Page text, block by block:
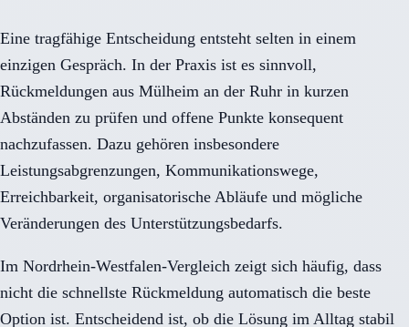
Eine tragfähige Entscheidung entsteht selten in einem
einzigen Gespräch. In der Praxis ist es sinnvoll,
Rückmeldungen aus Mülheim an der Ruhr in kurzen
Abständen zu prüfen und offene Punkte konsequent
nachzufassen. Dazu gehören insbesondere
Leistungsabgrenzungen, Kommunikationswege,
Erreichbarkeit, organisatorische Abläufe und mögliche
Veränderungen des Unterstützungsbedarfs.
Im Nordrhein-Westfalen-Vergleich zeigt sich häufig, dass
nicht die schnellste Rückmeldung automatisch die beste
Option ist. Entscheidend ist, ob die Lösung im Alltag stabil